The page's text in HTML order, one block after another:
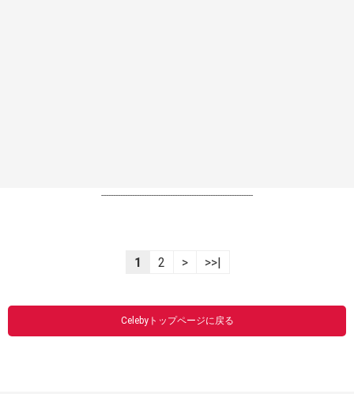
----------------------------------------------------------------
1 2 > >>|
Celebyトップページに戻る